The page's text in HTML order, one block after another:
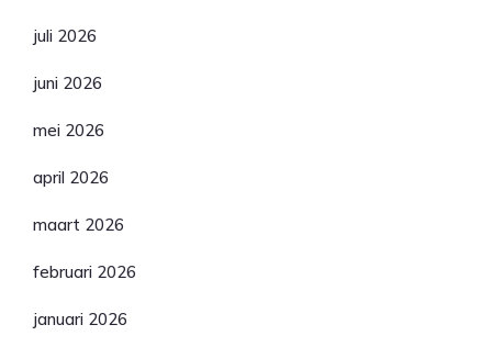
juli 2026
juni 2026
mei 2026
april 2026
maart 2026
februari 2026
januari 2026